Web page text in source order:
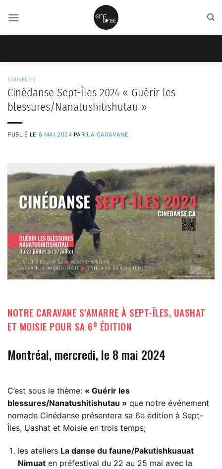
NOUVELLES
Cinédanse Sept-Îles 2024 « Guérir les
blessures/Nanatushitishutau »
PUBLIÉ LE 8 MAI 2024 PAR LA CARAVANE
NOTRE CARAVANE S’AMARRE À SEPT-ÎLES, UASHAT
ET MOISIE POUR SA 6e ÉDITION
Montréal, mercredi, le 8 mai 2024
C’est sous le thème: « Guérir les
blessures/Nanatushitishutau » que notre événement
nomade Cinédanse présentera sa 6e édition à Sept-
Îles, Uashat et Moisie en trois temps;
les ateliers La danse du faune/Pakutishkuauat
Nimuaten préfestival du 22 au 25 mai avec la